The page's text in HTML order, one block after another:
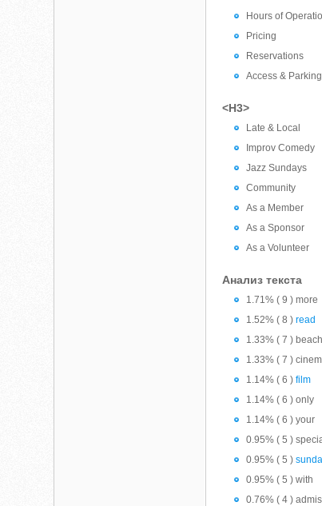
Hours of
Pricing
Reservations
Access & Parking
<H3>
Late & Local
Improv Comedy
Jazz Sundays
Community
As a Member
As a Sponsor
As a Volunteer
Анализ текста
1.71% ( 9 ) more
1.52% ( 8 )read
1.33% ( 7 ) beach
1.33% ( 7 )
1.14% ( 6 )film
1.14% ( 6 ) only
1.14% ( 6 ) your
0.95% ( 5 )
0.95% ( 5 )
0.95% ( 5 ) with
0.76% ( 4 )